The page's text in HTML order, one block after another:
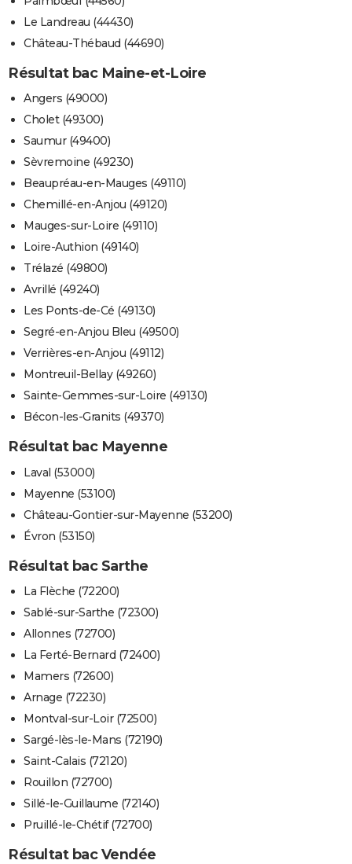
Le Landreau (44430)
Château-Thébaud (44690)
Résultat bac Maine-et-Loire
Angers (49000)
Cholet (49300)
Saumur (49400)
Sèvremoine (49230)
Beaupréau-en-Mauges (49110)
Chemillé-en-Anjou (49120)
Mauges-sur-Loire (49110)
Loire-Authion (49140)
Trélazé (49800)
Avrillé (49240)
Les Ponts-de-Cé (49130)
Segré-en-Anjou Bleu (49500)
Verrières-en-Anjou (49112)
Montreuil-Bellay (49260)
Sainte-Gemmes-sur-Loire (49130)
Bécon-les-Granits (49370)
Résultat bac Mayenne
Laval (53000)
Mayenne (53100)
Château-Gontier-sur-Mayenne (53200)
Évron (53150)
Résultat bac Sarthe
La Flèche (72200)
Sablé-sur-Sarthe (72300)
Allonnes (72700)
La Ferté-Bernard (72400)
Mamers (72600)
Arnage (72230)
Montval-sur-Loir (72500)
Sargé-lès-le-Mans (72190)
Saint-Calais (72120)
Rouillon (72700)
Sillé-le-Guillaume (72140)
Pruillé-le-Chétif (72700)
Résultat bac Vendée